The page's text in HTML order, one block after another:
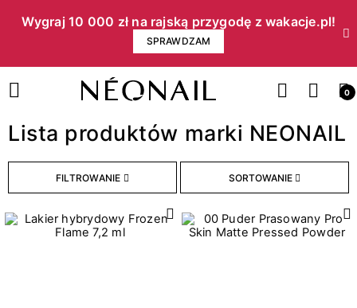
Wygraj 10 000 zł na rajską przygodę z wakacje.pl!​
SPRAWDZAM
0
Lista produktów marki NEONAIL
FILTROWANIE SORTOWANIE